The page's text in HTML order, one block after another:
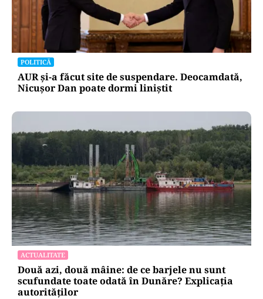
POLITICĂ
AUR și-a făcut site de suspendare. Deocamdată,
Nicușor Dan poate dormi liniștit
ACTUALITATE
Două azi, două mâine: de ce barjele nu sunt
scufundate toate odată în Dunăre? Explicația
autorităților